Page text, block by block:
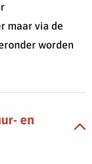
maar via de
worden
en